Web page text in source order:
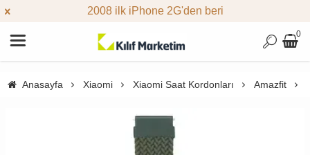
2008 ilk iPhone 2G'den beri
0
Anasayfa Xiaomi Xiaomi Saat Kordonları Amazfit